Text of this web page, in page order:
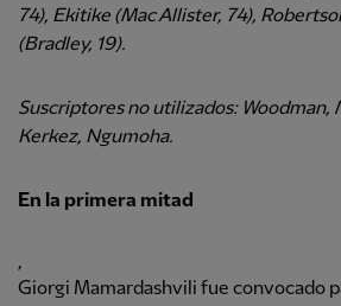
74), Ekitike (Mac Allister, 74),
(Bradley, 19).
Suscriptores no utilizados: Woodman,
Kerkez, Ngumoha.
En la primera mitad
,
Giorgi Mamardashvili fue convocado